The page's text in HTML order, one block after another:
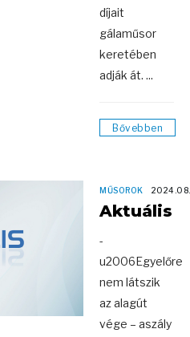
díjait
gálaműsor
keretében
adják át. ...
Bővebben
MŰSOROK
Aktuális
-
u2006Egyelőre
nem látszik
az alagút
vége – aszály